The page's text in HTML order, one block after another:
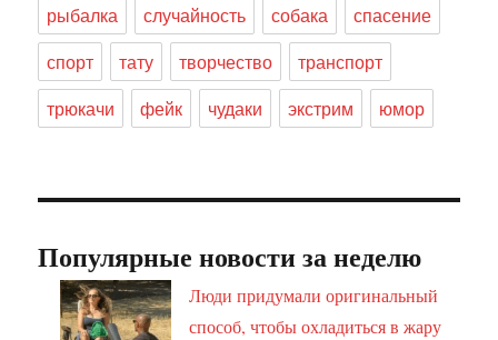
рыбалка
случайность собака
спасение
спорт
тату творчество
транспорт
трюкачи
фейк чудаки экстрим юмор
Популярные новости за неделю
Люди придумали оригинальный
способ, чтобы охладиться в жару